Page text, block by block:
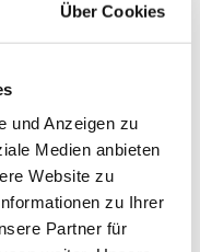
Über Cookies
und Anzeigen zu
Medien anbieten
Website zu
zu Ihrer
Partner für
Netzwerk von MAES
Marktanteil von
pay trifft in Belgien auf
Marktumfeld. In einer
Febelfin
Bezahllösungen zu